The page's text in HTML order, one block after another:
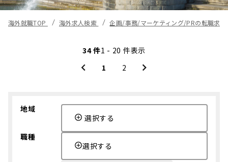
海外就職TOP 海外求人検索 企画/事務/マーケティング/PRの転職求人
34 件1 - 20 件表示
1
2
地域
選択する
職種
選択する